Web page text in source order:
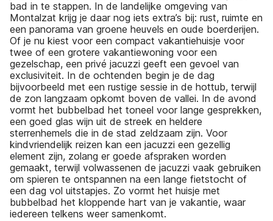
bad in te stappen. In de landelijke omgeving van
Montalzat krijg je daar nog iets extra’s bij: rust, ruimte en
een panorama van groene heuvels en oude boerderijen.
Of je nu kiest voor een compact vakantiehuisje voor
twee of een grotere vakantiewoning voor een
gezelschap, een privé jacuzzi geeft een gevoel van
exclusiviteit. In de ochtenden begin je de dag
bijvoorbeeld met een rustige sessie in de hottub, terwijl
de zon langzaam opkomt boven de vallei. In de avond
vormt het bubbelbad het toneel voor lange gesprekken,
een goed glas wijn uit de streek en heldere
sterrenhemels die in de stad zeldzaam zijn. Voor
kindvriendelijk reizen kan een jacuzzi een gezellig
element zijn, zolang er goede afspraken worden
gemaakt, terwijl volwassenen de jacuzzi vaak gebruiken
om spieren te ontspannen na een lange fietstocht of
een dag vol uitstapjes. Zo vormt het huisje met
bubbelbad het kloppende hart van je vakantie, waar
iedereen telkens weer samenkomt.